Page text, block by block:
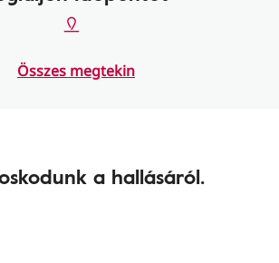
Összes megtekin
a hallásáról.